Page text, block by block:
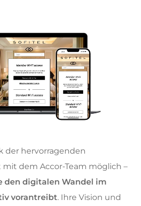
der hervorragenden
dem Accor-Team möglich –
den digitalen Wandel im
vorantreibt. Ihre Vision und